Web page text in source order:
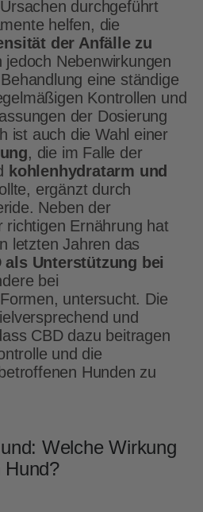
durchgeführt
helfen, die
der Anfälle zu
jedoch Nebenwirkungen
eine ständige
Kontrollen und
der Dosierung
ist auch die Wahl einer
, die im Falle der
kohlenhydratarm und
ergänzt durch
Neben der
richtigen Ernährung hat
letzten Jahren das
als Unterstützung bei
bei
untersucht. Die
und
CBD dazu beitragen
und die
Hunden zu
Welche Wirkung
Hund?